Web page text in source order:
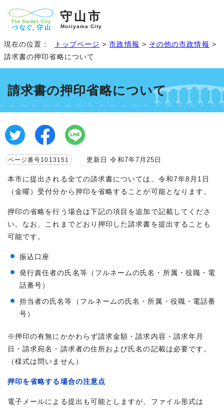
守山市
Moriyama City
現在の位置： トップページ >市政情報 > その他の市政情報 >
請求書の押印省略について
請求書の押印省略について
ページ番号1013151 更新日 令和7年7月25日
本市に提出される全ての請求書については、令和7年8月1日
（金曜）受付分から押印を省略することが可能となります。
押印の省略を行う場合は下記の項目を追加で記載してくださ
い。なお、これまでどおり押印した請求書を提出することも
可能です。
振込口座
発行責任者の氏名等（フルネームの氏名・所属・役職・電
話番号）
担当者の氏名等（フルネームの氏名・所属・役職・電話番
号）
※押印の有無にかかわらず請求金額・請求内容・請求年月
日・請求宛名・請求者の住所および氏名の記載は必要です。
（様式は問いません）
押印を省略する場合の注意点
電子メールによる提出も可能としますが、ファイル形式は